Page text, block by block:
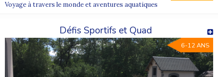
Voyage à travers le monde et aventures aquatiques
Défis Sportifs et Quad
6-12 ANS